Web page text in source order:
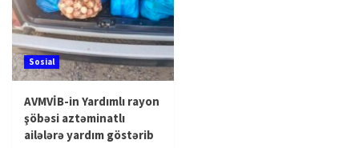
Sosial
AVMVİB-in Yardımlı rayon
şöbəsi aztəminatlı
ailələrə yardım göstərib